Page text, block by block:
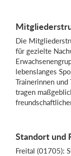
Die
für gezielte
lebenslanges
Trainerinnen
tragen
Standort und
Freital (01705):